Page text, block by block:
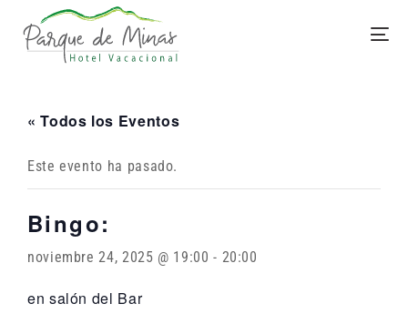
« Todos los Eventos
Este evento ha pasado.
Bingo:
noviembre 24, 2025 @ 19:00 - 20:00
en salón del Bar